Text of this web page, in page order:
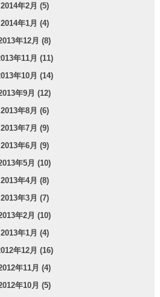
2014年2月 (5)
2014年1月 (4)
年12月 (8)
年11月 (11)
年10月 (14)
年9月 (12)
2013年8月 (6)
2013年7月 (9)
2013年6月 (9)
年5月 (10)
2013年4月 (8)
2013年3月 (7)
年2月 (10)
2013年1月 (4)
年12月 (16)
年11月 (4)
年10月 (5)